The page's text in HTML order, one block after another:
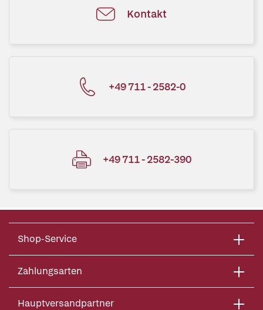
Kontakt
+49 711 - 2582-0
+49 711 - 2582-390
Shop-Service
Zahlungsarten
Hauptversandpartner